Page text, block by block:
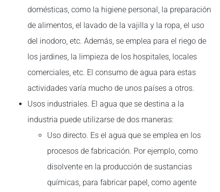
domésticas, como la higiene personal, la preparación
de alimentos, el lavado de la vajilla y la ropa, el uso
del inodoro, etc. Además, se emplea para el riego de
los jardines, la limpieza de los hospitales, locales
comerciales, etc. El consumo de agua para estas
actividades varía mucho de unos países a otros.
Usos industriales. El agua que se destina a la
industria puede utilizarse de dos maneras:
Uso directo. Es el agua que se emplea en los
procesos de fabricación. Por ejemplo, como
disolvente en la producción de sustancias
químicas, para fabricar papel, como agente